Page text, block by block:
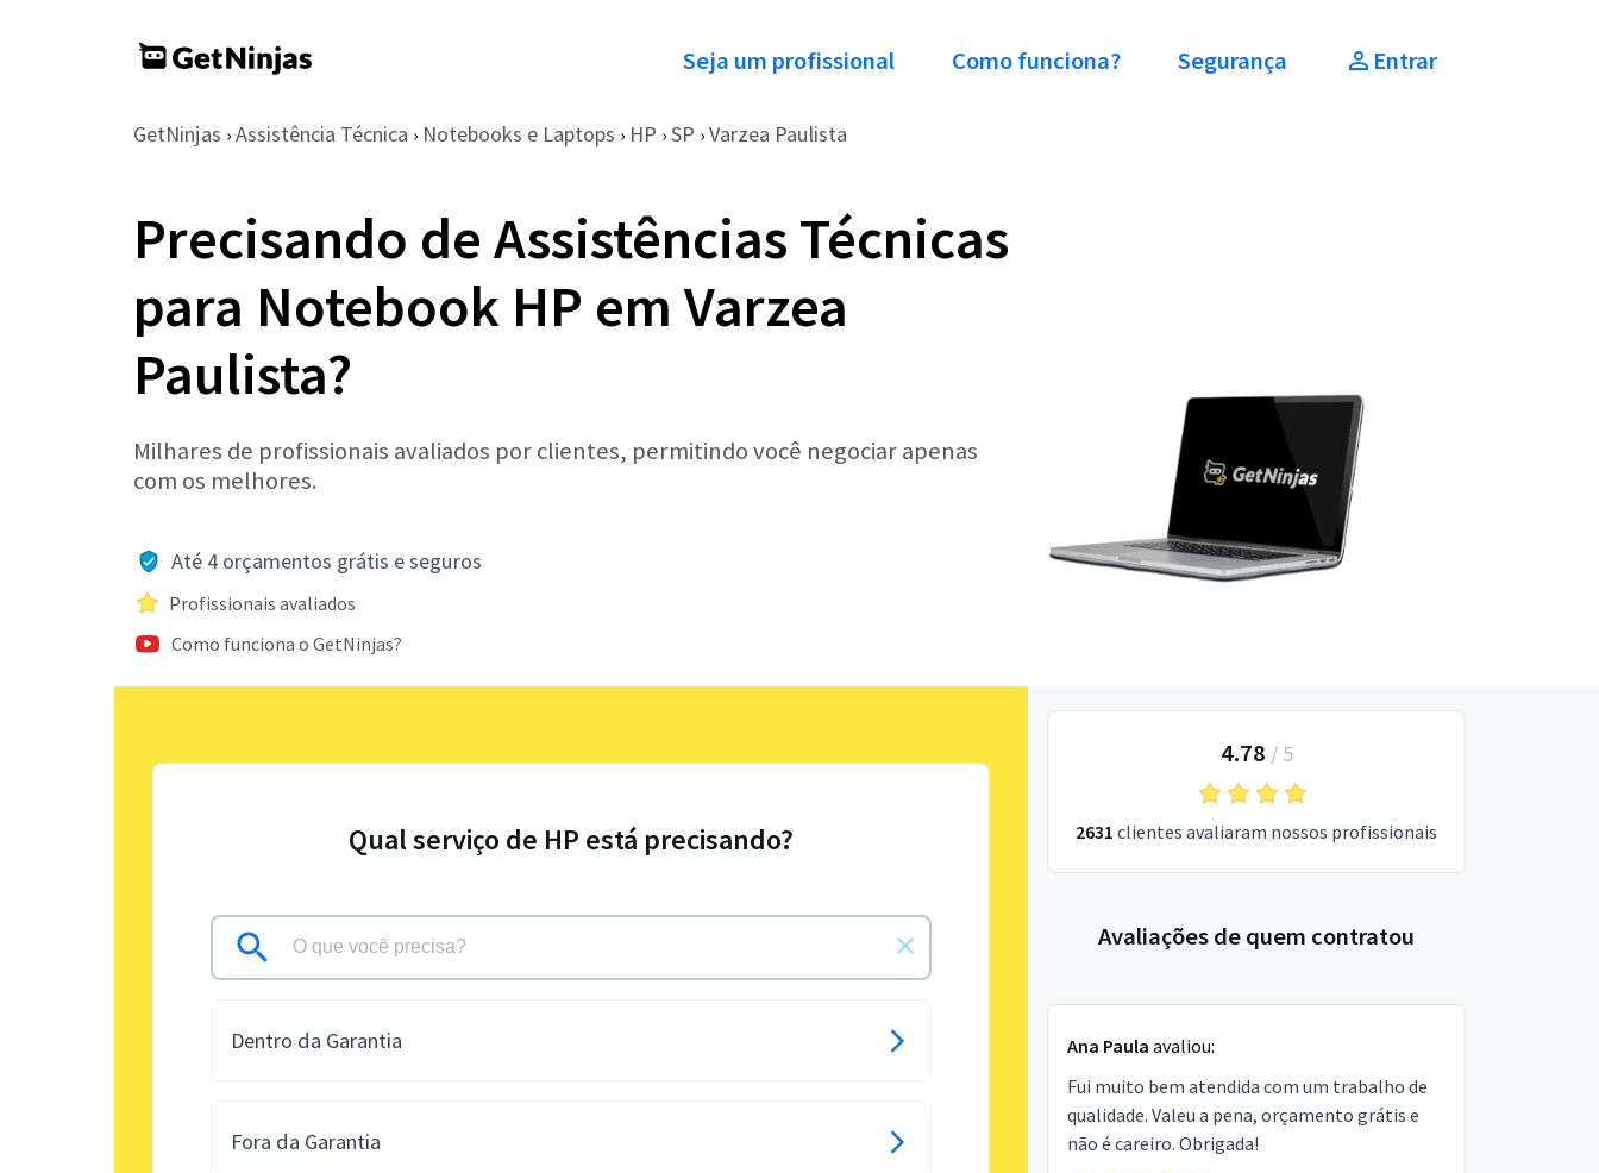
Seja um profissional Como funciona? Segurança Entrar
GetNinjas › Assistência Técnica › Notebooks e Laptops › HP › SP › Varzea Paulista
Precisando de Assistências Técnicas
para Notebook HP em Varzea
Paulista?
Milhares de profissionais avaliados por clientes, permitindo você negociar apenas
com os melhores.
Até 4 orçamentos grátis e seguros
Profissionais avaliados
Como funciona o GetNinjas?
Qual serviço de HP está precisando?
Dentro da Garantia
Fora da Garantia
4.78 / 5
2631 clientes avaliaram nossos profissionais
Avaliações de quem contratou
Ana Paula avaliou:
Fui muito bem atendida com um trabalho de
qualidade. Valeu a pena, orçamento grátis e
não é careiro. Obrigada!